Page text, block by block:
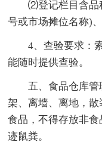
⑵登记栏目含品
号或市场摊位名称)
4、查验要求：
能随时提供查验。
五、食品仓库
架、离墙、离地，
食品，不得存放非
迹鼠粪。